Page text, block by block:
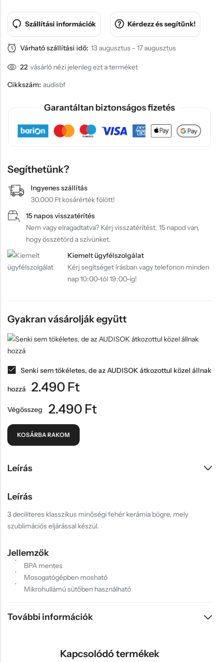
Szállítási információk Kérdezz és segítünk!
Várható szállítási idő: 13 augusztus - 17 augusztus
22 vásárló nézi jelenleg ezt a terméket
Cikkszám: audisbf
Garantáltan biztonságos fizetés
Segíthetünk?
Ingyenes szállítás
30.000 Ft kosárérték fölött!
15 napos visszatérítés
Nem vagy elragadtatva? Kérj visszatérítést. 15 napod van,
hogy összetörd a szívünket.
Kiemelt ügyfélszolgálat
Kérj segítséget írásban vagy telefonon minden
nap 10:00-tól 19:00-ig!
Gyakran vásárolják együtt
Senki sem tökéletes, de az AUDISOK átkozottul közel állnak
hozzá 2.490 Ft
Végösszeg 2.490 Ft
KOSÁRBA RAKOM
Leírás
Leírás
3 deciliteres klasszikus minőségi fehér kerámia bögre, mely
szublimációs eljárással készül.
Jellemzők
BPA mentes
Mosogatógépben mosható
Mikrohullámú sütőben használható
További információk
Kapcsolódó termékek